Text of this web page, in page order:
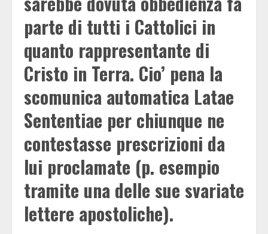
parte di tutti i Cattolici in
quanto rappresentante di
Cristo in Terra. Cio’ pena la
scomunica automatica Latae
Sententiae per chiunque ne
contestasse prescrizioni da
lui proclamate (p. esempio
tramite una delle sue svariate
lettere apostoliche).